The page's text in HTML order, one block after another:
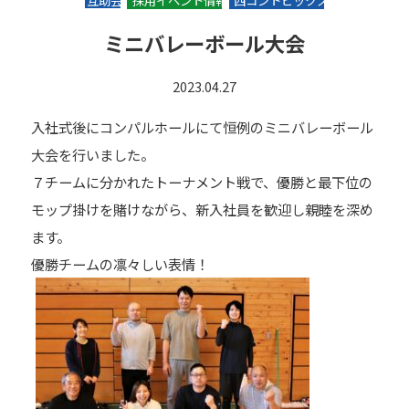
ミニバレーボール大会
2023.04.27
入社式後にコンパルホールにて恒例のミニバレーボール
大会を行いました。
７チームに分かれたトーナメント戦で、優勝と最下位の
モップ掛けを賭けながら、新入社員を歓迎し親睦を深め
ます。
優勝チームの凛々しい表情！